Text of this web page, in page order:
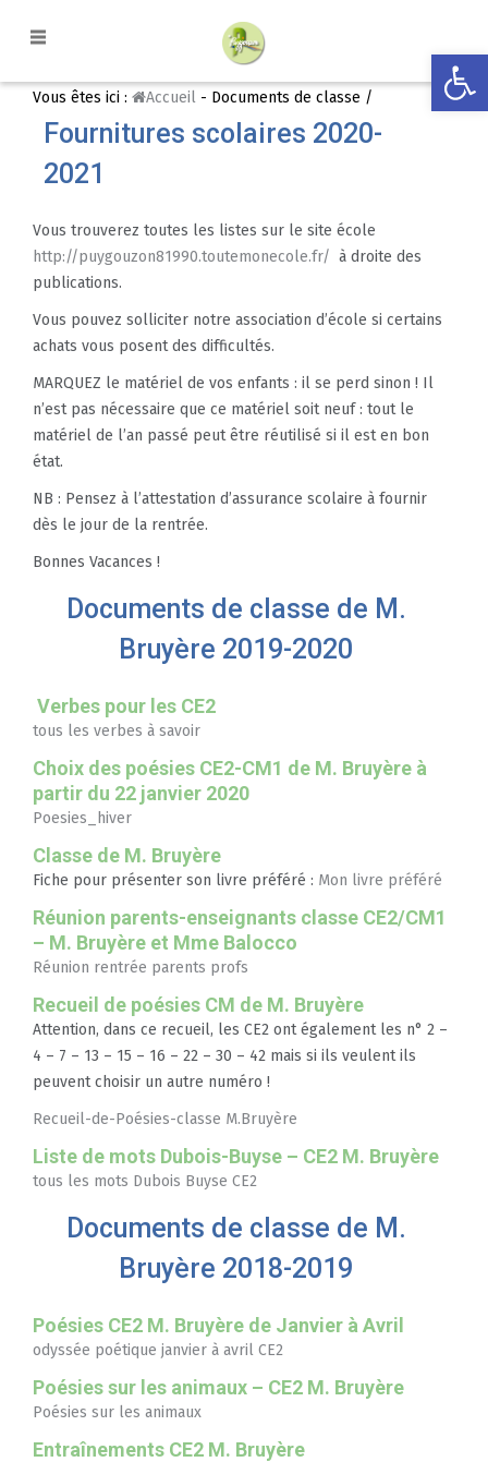
Ouvrir
Vous êtes ici : Accueil - Documents de classe /
Fournitures scolaires 2020-
2021
Vous trouverez toutes les listes sur le site école
http://puygouzon81990.toutemonecole.fr/ à droite des
publications.
Vous pouvez solliciter notre association d’école si certains
achats vous posent des difficultés.
MARQUEZ le matériel de vos enfants : il se perd sinon ! Il
n’est pas nécessaire que ce matériel soit neuf : tout le
matériel de l’an passé peut être réutilisé si il est en bon
état.
NB : Pensez à l’attestation d’assurance scolaire à fournir
dès le jour de la rentrée.
Bonnes Vacances !
Documents de classe de M.
Bruyère 2019-2020
Verbes pour les CE2
tous les verbes à savoir
Choix des poésies CE2-CM1 de M. Bruyère à
partir du 22 janvier 2020
Poesies_hiver
Classe de M. Bruyère
Fiche pour présenter son livre préféré : Mon livre préféré
Réunion parents-enseignants classe CE2/CM1
– M. Bruyère et Mme Balocco
Réunion rentrée parents profs
Recueil de poésies CM de M. Bruyère
Attention, dans ce recueil, les CE2 ont également les n° 2 –
4 – 7 – 13 – 15 – 16 – 22 – 30 – 42 mais si ils veulent ils
peuvent choisir un autre numéro !
Recueil-de-Poésies-classe M.Bruyère
Liste de mots Dubois-Buyse – CE2 M. Bruyère
tous les mots Dubois Buyse CE2
Documents de classe de M.
Bruyère 2018-2019
Poésies CE2 M. Bruyère de Janvier à Avril
odyssée poétique janvier à avril CE2
Poésies sur les animaux – CE2 M. Bruyère
Poésies sur les animaux
Entraînements CE2 M. Bruyère